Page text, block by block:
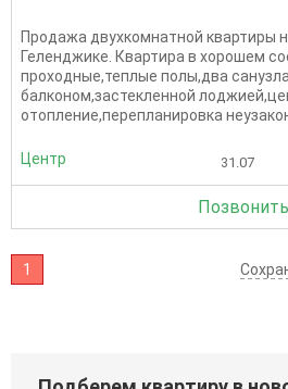
Продажа двухкомнатной квартиры
Геленджике. Квартира в хорошем
проходные,теплые полы,два
балконом,застекленной
отопление,перепланировка
Центр 31.07
Позвонить
1